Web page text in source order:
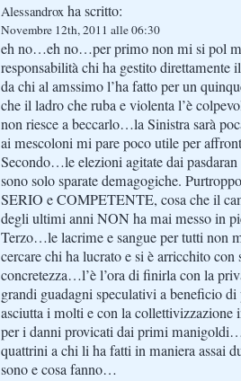
Alessandrox ha scritto:
Novembre 12th, 2011 alle 06:30
eh no…eh no…per primo non mi si pol
responsabilità chi ha gestito direttamente
da chi al amssimo l’ha fatto per un
che il ladro che ruba e violenta l’è
non riesce a beccarlo…la Sinistra sarà
ai mescoloni mi pare poco utile per
Secondo…le elezioni agitate dai pasdaran
sono solo sparate demagogiche.
SERIO e COMPETENTE, cosa che il
degli ultimi anni NON ha mai messo in
Terzo…le lacrime e sangue per tutti non
cercare chi ha lucrato e si è arricchito
concretezza…l’è l’ora di finirla con la
grandi guadagni speculativi a beneficio
asciutta i molti e con la collettivizzazione
per i danni provicati dai primi
quattrini a chi li ha fatti in maniera assai
sono e cosa fanno…